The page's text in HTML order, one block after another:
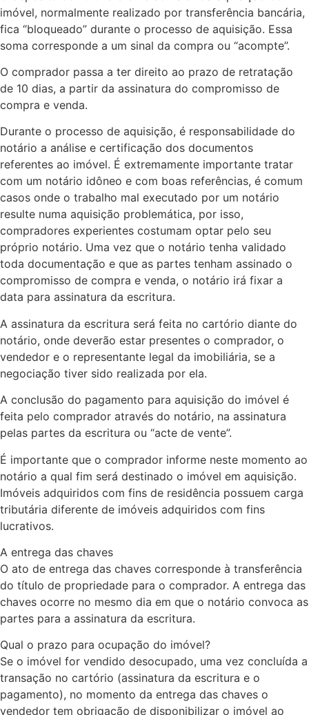
imóvel, normalmente realizado por transferência bancária,
fica “bloqueado” durante o processo de aquisição. Essa
soma corresponde a um sinal da compra ou “acompte”.
O comprador passa a ter direito ao prazo de retratação
de 10 dias, a partir da assinatura do compromisso de
compra e venda.
Durante o processo de aquisição, é responsabilidade do
notário a análise e certificação dos documentos
referentes ao imóvel. É extremamente importante tratar
com um notário idôneo e com boas referências, é comum
casos onde o trabalho mal executado por um notário
resulte numa aquisição problemática, por isso,
compradores experientes costumam optar pelo seu
próprio notário. Uma vez que o notário tenha validado
toda documentação e que as partes tenham assinado o
compromisso de compra e venda, o notário irá fixar a
data para assinatura da escritura.
A assinatura da escritura será feita no cartório diante do
notário, onde deverão estar presentes o comprador, o
vendedor e o representante legal da imobiliária, se a
negociação tiver sido realizada por ela.
A conclusão do pagamento para aquisição do imóvel é
feita pelo comprador através do notário, na assinatura
pelas partes da escritura ou “acte de vente”.
É importante que o comprador informe neste momento ao
notário a qual fim será destinado o imóvel em aquisição.
Imóveis adquiridos com fins de residência possuem carga
tributária diferente de imóveis adquiridos com fins
lucrativos.
A entrega das chaves
O ato de entrega das chaves corresponde à transferência
do título de propriedade para o comprador. A entrega das
chaves ocorre no mesmo dia em que o notário convoca as
partes para a assinatura da escritura.
Qual o prazo para ocupação do imóvel?
Se o imóvel for vendido desocupado, uma vez concluída a
transação no cartório (assinatura da escritura e o
pagamento), no momento da entrega das chaves o
vendedor tem obrigação de disponibilizar o imóvel ao